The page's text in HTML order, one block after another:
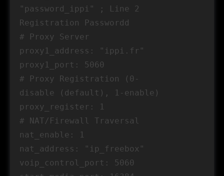
"password_ippi" ; Line 2
Registration Passwordd
# Proxy Server
proxy1_address: "ippi.fr"
proxy1_port: 5060
# Proxy Registration (0-
disable (default), 1-enable)
proxy_register: 1
# NAT/Firewall Traversal
nat_enable: 1
nat_address: "ip_freebox"
voip_control_port: 5060